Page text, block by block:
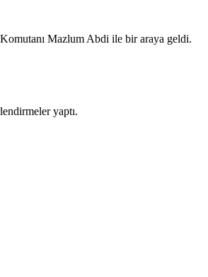
Mazlum Abdi ile bir araya geldi.
yaptı.